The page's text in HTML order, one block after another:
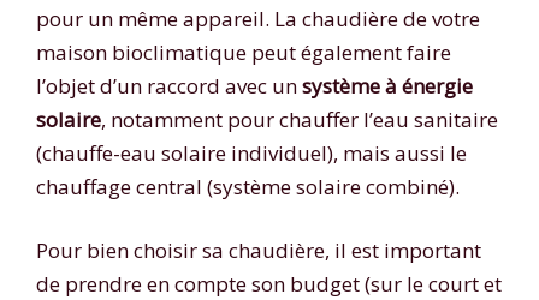
pour un même appareil. La chaudière de votre
maison bioclimatique peut également faire
l’objet d’un raccord avec unsystème à énergie
solaire, notamment pour chauffer l’eau sanitaire
(chauffe-eau solaire individuel), mais aussi le
chauffage central (système solaire combiné).
Pour bien choisir sa chaudière, il est important
de prendre en compte son budget (sur le court et